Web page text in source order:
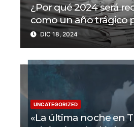
¿Por qué 2024 será
como un año trágico
libertad de prensa?
periodistas
DIC 18, 2024
UNCATEGORIZED
«La última noche en